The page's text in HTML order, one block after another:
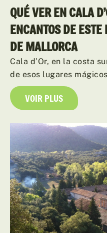
QUÉ VER EN CALA
ENCANTOS DE
DE MALLORCA
Cala d’Or, en la costa
de esos lugares
VOIR PLUS